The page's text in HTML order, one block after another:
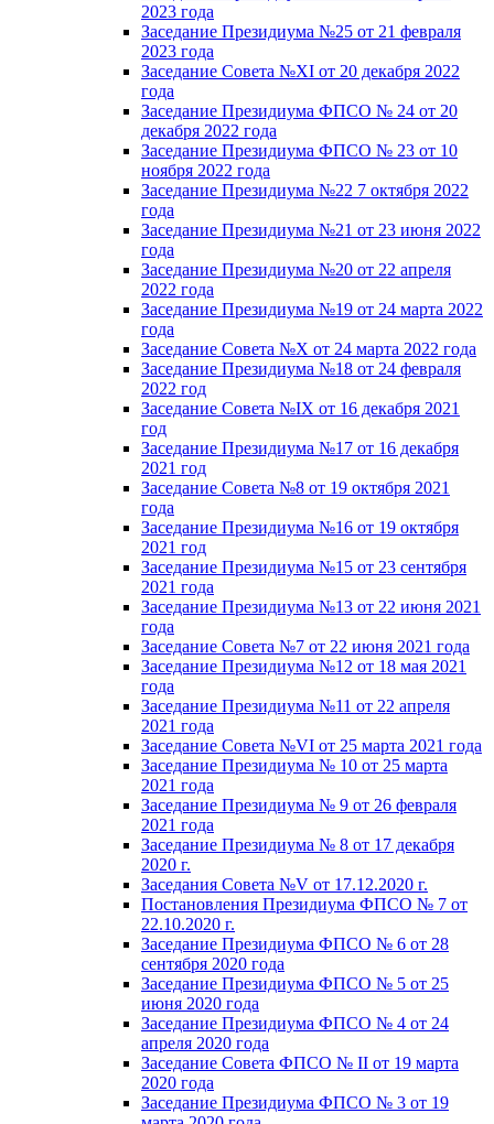
2023 года
Заседание Президиума №25 от 21 февраля
2023 года
Заседание Совета №XI от 20 декабря 2022
года
Заседание Президиума ФПСО № 24 от 20
декабря 2022 года
Заседание Президиума ФПСО № 23 от 10
ноября 2022 года
Заседание Президиума №22 7 октября 2022
года
Заседание Президиума №21 от 23 июня 2022
года
Заседание Президиума №20 от 22 апреля
2022 года
Заседание Президиума №19 от 24 марта 2022
года
Заседание Совета №X от 24 марта 2022 года
Заседание Президиума №18 от 24 февраля
2022 год
Заседание Совета №IX от 16 декабря 2021
год
Заседание Президиума №17 от 16 декабря
2021 год
Заседание Совета №8 от 19 октября 2021
года
Заседание Президиума №16 от 19 октября
2021 год
Заседание Президиума №15 от 23 сентября
2021 года
Заседание Президиума №13 от 22 июня 2021
года
Заседание Совета №7 от 22 июня 2021 года
Заседание Президиума №12 от 18 мая 2021
года
Заседание Президиума №11 от 22 апреля
2021 года
Заседание Совета №VI от 25 марта 2021 года
Заседание Президиума № 10 от 25 марта
2021 года
Заседание Президиума № 9 от 26 февраля
2021 года
Заседание Президиума № 8 от 17 декабря
2020 г.
Заседания Совета №V от 17.12.2020 г.
Постановления Президиума ФПСО № 7 от
22.10.2020 г.
Заседание Президиума ФПСО № 6 от 28
сентября 2020 года
Заседание Президиума ФПСО № 5 от 25
июня 2020 года
Заседание Президиума ФПСО № 4 от 24
апреля 2020 года
Заседание Совета ФПСО № II от 19 марта
2020 года
Заседание Президиума ФПСО № 3 от 19